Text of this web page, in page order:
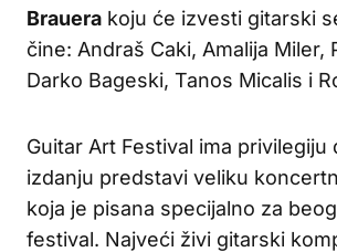
Brauera koju će izvesti gitarski
čine: Andraš Caki, Amalija Miler,
Darko Bageski, Tanos Micalis i
Guitar Art Festival ima privilegiju
izdanju predstavi veliku
koja je pisana specijalno za
festival. Najveći živi gitarski